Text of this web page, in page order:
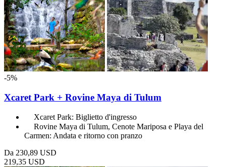
-5%
Xcaret Park + Rovine Maya di Tulum
Xcaret Park: Biglietto d'ingresso
Rovine Maya di Tulum, Cenote Mariposa e Playa del
Carmen: Andata e ritorno con pranzo
Da 230,89 USD
219,35 USD